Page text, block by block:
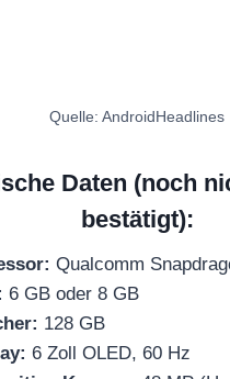
Quelle: AndroidHeadlines
Daten (noch
bestätigt):
Qualcomm
6 GB oder 8 GB
128 GB
6 Zoll OLED, 60 Hz